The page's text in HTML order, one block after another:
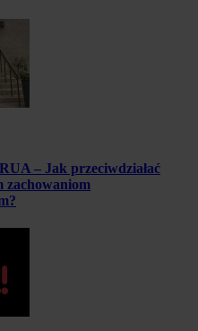
– Jak przeciwdziałać
zachowaniom